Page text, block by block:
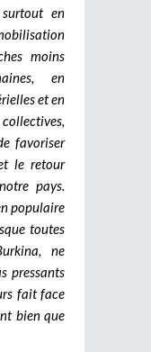
en
moins
en
et en
favoriser
le retour
pays.
populaire
toutes
ne
pressants
fait face
bien que